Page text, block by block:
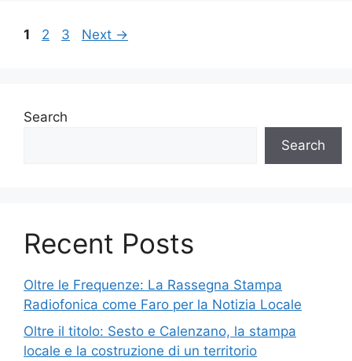
Page
1 Page
2 Page
3 Next →
Search
Search
Recent Posts
Oltre le Frequenze: La Rassegna Stampa
Radiofonica come Faro per la Notizia Locale
Oltre il titolo: Sesto e Calenzano, la stampa
locale e la costruzione di un territorio